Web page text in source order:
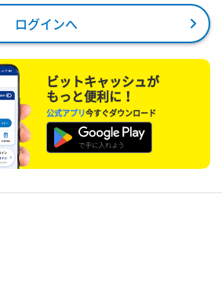
ログインへ
ビットキャッシュが
もっと便利に！
公式アプリ今すぐダウンロード